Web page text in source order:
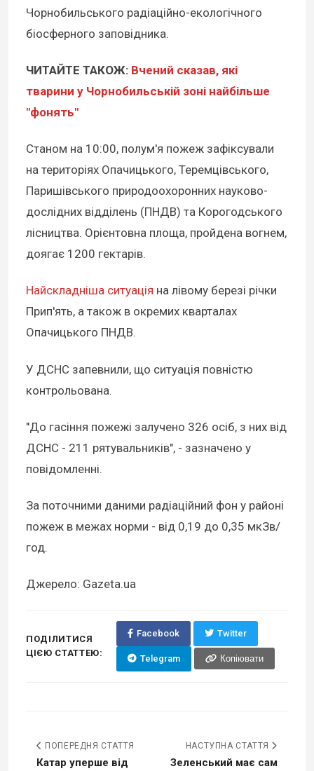
Чорнобильського радіаційно-екологічного
біосферного заповідника.
ЧИТАЙТЕ ТАКОЖ: Вчений сказав, які
тварини у Чорнобильській зоні найбільше
"фонять"
Станом на 10:00, полум'я пожеж зафіксували
на територіях Опачицького, Теремцівського,
Паришівського природоохоронних науково-
дослідних відділень (ПНДВ) та Корогодського
лісництва. Орієнтовна площа, пройдена вогнем,
доягає 1200 гектарів.
Найскладніша ситуація на лівому березі річки
Прип'ять, а також в окремих кварталах
Опачицького ПНДВ.
У ДСНС запевнили, що ситуація повністю
контрольована.
"До гасіння пожежі залучено 326 осіб, з них від
ДСНС - 211 рятувальників", - зазначено у
повідомленні.
За поточними даними радіаційний фон у районі
пожеж в межах норми - від 0,19 до 0,35 мкЗв/
год.
Джерело: Gazeta.ua
ПОДІЛИТИСЯ
ЦІЄЮ СТАТТЕЮ:
Facebook Twitter
Telegram Копіювати
ПОПЕРЕДНЯ СТАТТЯ
Катар уперше від
НАСТУПНА СТАТТЯ
Зеленський має сам